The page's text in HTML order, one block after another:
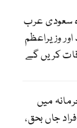
سعودی عرب
وزیراعظم
کریں گے
میں
بس میں دھماکہ، 2 افراد جاں بحق،